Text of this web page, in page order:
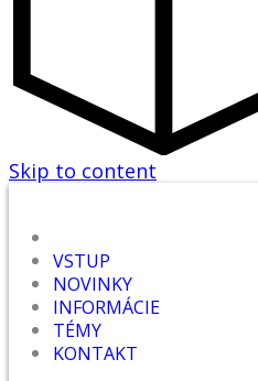
Skip to content
VSTUP
NOVINKY
INFORMÁCIE
TÉMY
KONTAKT